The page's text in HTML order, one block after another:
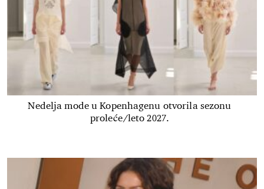
Nedelja mode u Kopenhagenu otvorila sezonu
proleće/leto 2027.